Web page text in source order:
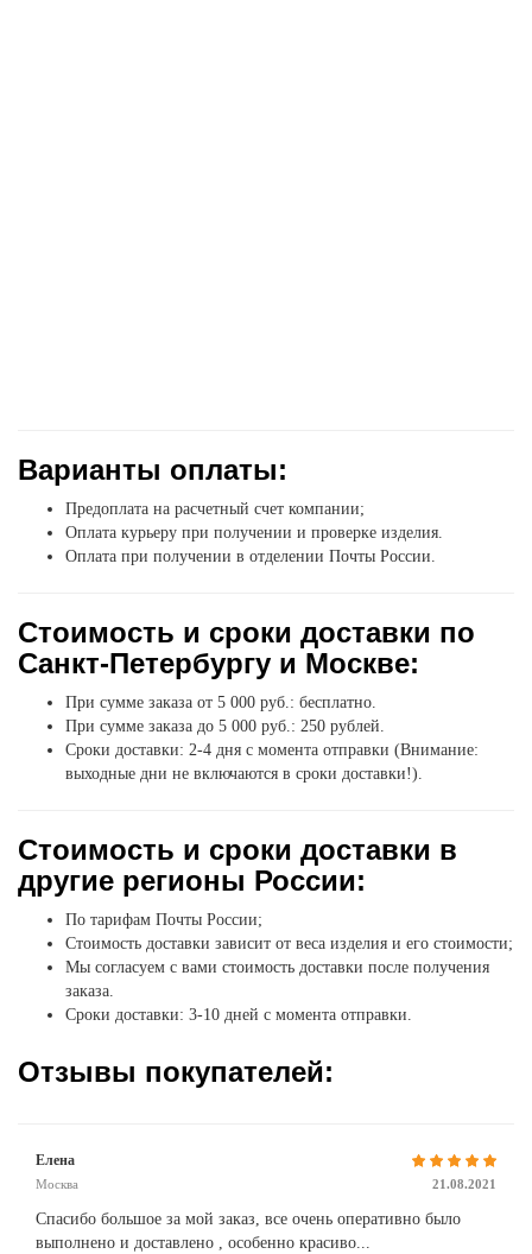
Варианты оплаты:
Предоплата на расчетный счет компании;
Оплата курьеру при получении и проверке изделия.
Оплата при получении в отделении Почты России.
Стоимость и сроки доставки по
Санкт-Петербургу и Москве:
При сумме заказа от 5 000 руб.: бесплатно.
При сумме заказа до 5 000 руб.: 250 рублей.
Сроки доставки: 2-4 дня с момента отправки (Внимание:
выходные дни не включаются в сроки доставки!).
Стоимость и сроки доставки в
другие регионы России:
По тарифам Почты России;
Стоимость доставки зависит от веса изделия и его стоимости;
Мы согласуем с вами стоимость доставки после получения
заказа.
Сроки доставки: 3-10 дней с момента отправки.
Отзывы покупателей:
Елена
Москва 21.08.2021
Спасибо большое за мой заказ, все очень оперативно было
выполнено и доставлено , особенно красиво...